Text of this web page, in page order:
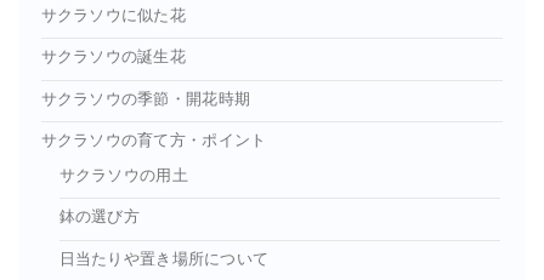
サクラソウに似た花
サクラソウの誕生花
サクラソウの季節・開花時期
サクラソウの育て方・ポイント
サクラソウの用土
鉢の選び方
日当たりや置き場所について